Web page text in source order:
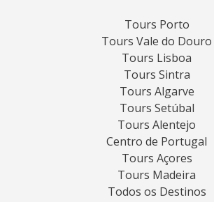
Tours Porto
Tours Vale do Douro
Tours Lisboa
Tours Sintra
Tours Algarve
Tours Setúbal
Tours Alentejo
Centro de Portugal
Tours Açores
Tours Madeira
Todos os Destinos